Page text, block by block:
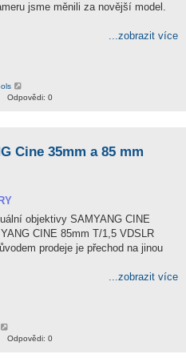
jsme měnili za novější model.
...zobrazit více
Odpovědi: 0
Cine 35mm a 85 mm
objektivy SAMYANG CINE
CINE 85mm T/1,5 VDSLR
prodeje je přechod na jinou
...zobrazit více
Odpovědi: 0